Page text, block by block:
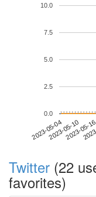
2023-05-042023-05-102023-05-16
0.0
2.5
5.0
7.5
10.0
Twitter (22
favorites)